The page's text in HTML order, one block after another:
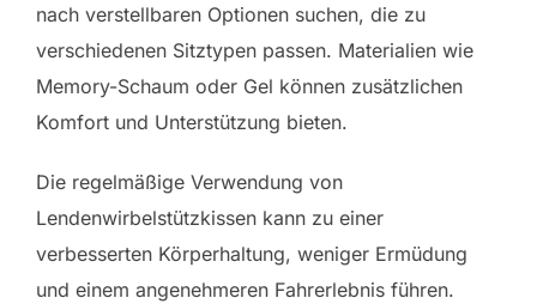
nach verstellbaren Optionen suchen, die zu
verschiedenen Sitztypen passen. Materialien wie
Memory-Schaum oder Gel können zusätzlichen
Komfort und Unterstützung bieten.
Die regelmäßige Verwendung von
Lendenwirbelstützkissen kann zu einer
verbesserten Körperhaltung, weniger Ermüdung
und einem angenehmeren Fahrerlebnis führen.